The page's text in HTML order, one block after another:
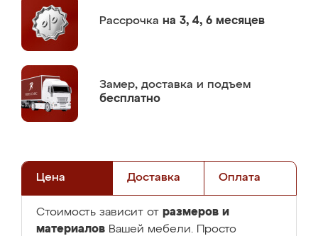
Рассрочка на 3, 4, 6 месяцев
Замер, доставка и подъем
бесплатно
Цена Доставка Оплата
Стоимость зависит от размеров и
материалов Вашей мебели. Просто